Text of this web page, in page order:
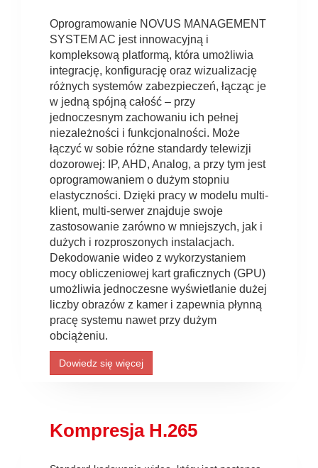
Oprogramowanie NOVUS MANAGEMENT
SYSTEM AC jest innowacyjną i
kompleksową platformą, która umożliwia
integrację, konfigurację oraz wizualizację
różnych systemów zabezpieczeń, łącząc je
w jedną spójną całość – przy
jednoczesnym zachowaniu ich pełnej
niezależności i funkcjonalności. Może
łączyć w sobie różne standardy telewizji
dozorowej: IP, AHD, Analog, a przy tym jest
oprogramowaniem o dużym stopniu
elastyczności. Dzięki pracy w modelu multi-
klient, multi-serwer znajduje swoje
zastosowanie zarówno w mniejszych, jak i
dużych i rozproszonych instalacjach.
Dekodowanie wideo z wykorzystaniem
mocy obliczeniowej kart graficznych (GPU)
umożliwia jednoczesne wyświetlanie dużej
liczby obrazów z kamer i zapewnia płynną
pracę systemu nawet przy dużym
obciążeniu.
Dowiedz się więcej
Kompresja H.265